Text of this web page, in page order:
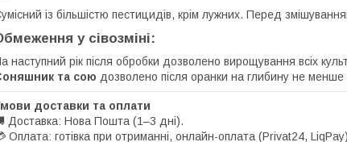
із більшістю пестицидів, крім лужних. Перед
у сівозміні:
наступний рік після обробки дозволено вирощування всіх
та сою дозволено після оранки на глибину не
доставки та оплати
Доставка: Нова Пошта (1–3 дні).
Оплата: готівка при отриманні, онлайн-оплата (Privat24,